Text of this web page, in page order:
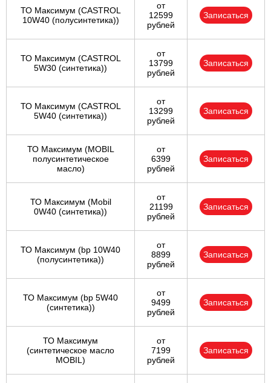
ТО Максимум (CASTROL
10W40 (полусинтетика))
от
12599
рублей
Записаться
ТО Максимум (CASTROL
5W30 (синтетика))
от
13799
рублей
Записаться
ТО Максимум (CASTROL
5W40 (синтетика))
от
13299
рублей
Записаться
ТО Максимум (MOBIL
полуcинтетическое
масло)
от
6399
рублей
Записаться
ТО Максимум (Mobil
0W40 (синтетика))
от
21199
рублей
Записаться
ТО Максимум (bp 10W40
(полусинтетика))
от
8899
рублей
Записаться
ТО Максимум (bp 5W40
(синтетика))
от
9499
рублей
Записаться
ТО Максимум
(cинтетическое масло
MOBIL)
от
7199
рублей
Записаться